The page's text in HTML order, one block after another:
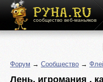
сообщество веб-маньяков
Форум → Сообщество →
Лень, игромания ,